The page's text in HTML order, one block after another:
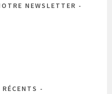
NEWSLETTER